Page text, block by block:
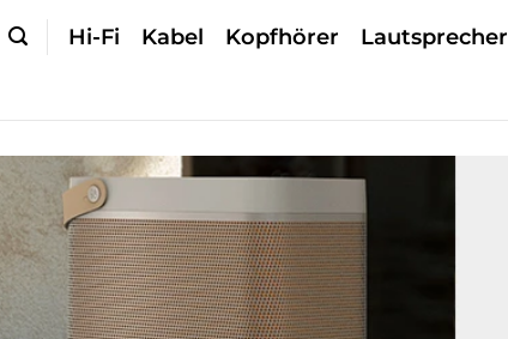
Hi-Fi Kabel Kopfhörer Lautsprecher